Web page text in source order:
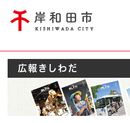
Foreign language
やさしい日本語
防災・緊急情報
ハザードマップ
広報きしわだ